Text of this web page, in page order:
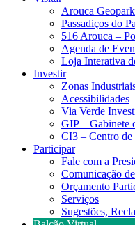
Arouca Geopark
Passadiços do
516 Arouca –
Agenda de
Loja Interativa
Investir
Zonas
Acessibilidades
Via Verde
GIP – Gabinete
CI3 – Centro de
Participar
Fale com a
Comunicação
Orçamento
Serviços
Sugestões,